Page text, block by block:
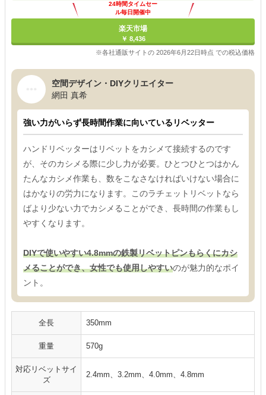
24時間タイムセー
ル毎日開催中
楽天市場
￥ 8,436
※各社通販サイトの 2026年6月22日時点 での税込価格
空間デザイン・DIYクリエイター
網田 真希
強い力がいらず長時間作業に向いているリベッター
ハンドリベッターはリベットをカシメて接続するのです
が、そのカシメる際に少し力が必要。ひとつひとつはかん
たんなカシメ作業も、数をこなさなければいけない場合に
はかなりの労力になります。このラチェットリベットなら
ばより少ない力でカシメることができ、長時間の作業もし
やすくなります。
DIYで使いやすい4.8mmの鉄製リベットピンもらくにカシ
メることができ、女性でも使用しやすいのが魅力的なポイ
ント。
全長 350mm
重量 570g
対応リベットサイ
ズ
2.4mm、3.2mm、4.0mm、4.8mm